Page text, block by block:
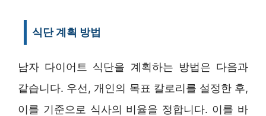
식단 계획 방법
남자 다이어트 식단을 계획하는 방법은 다음과
같습니다. 우선, 개인의 목표 칼로리를 설정한 후,
이를 기준으로 식사의 비율을 정합니다. 이를 바